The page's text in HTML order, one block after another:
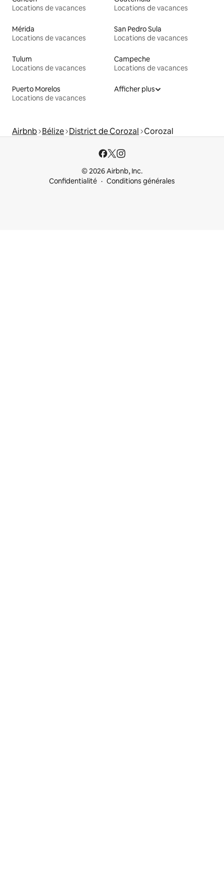
Locations de vacances
Locations de vacances
Mérida
Locations de vacances
San Pedro Sula
Locations de vacances
Tulum
Locations de vacances
Campeche
Locations de vacances
Puerto Morelos
Locations de vacances
Afficher plus
Airbnb Bélize District de Corozal Corozal
© 2026 Airbnb, Inc.
Confidentialité
Conditions générales